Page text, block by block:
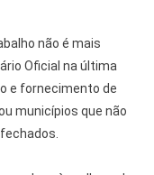
não é mais
Oficial na última
e fornecimento de
municípios que não